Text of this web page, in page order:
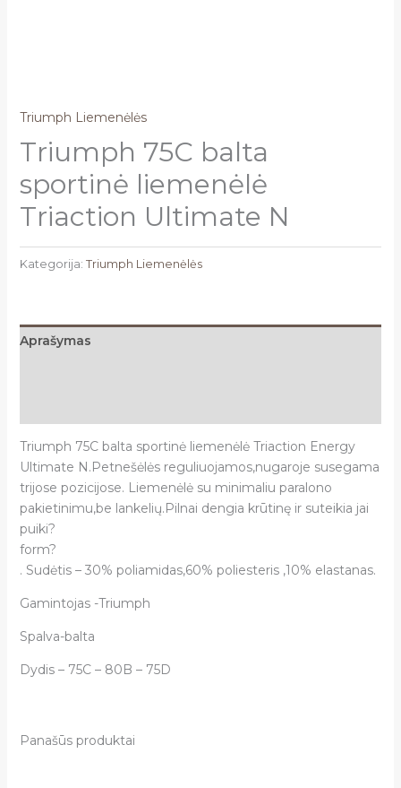
Triumph Liemenėlės
Triumph 75C balta
sportinė liemenėlė
Triaction Ultimate N
Kategorija: Triumph Liemenėlės
Aprašymas
Triumph 75C balta sportinė liemenėlė Triaction Energy
Ultimate N.Petnešėlės reguliuojamos,nugaroje susegama
trijose pozicijose. Liemenėlė su minimaliu paralono
pakietinimu,be lankelių.Pilnai dengia krūtinę ir suteikia jai
puiki?
form?
. Sudėtis – 30% poliamidas,60% poliesteris ,10% elastanas.
Gamintojas -Triumph
Spalva-balta
Dydis – 75C – 80B – 75D
Panašūs produktai